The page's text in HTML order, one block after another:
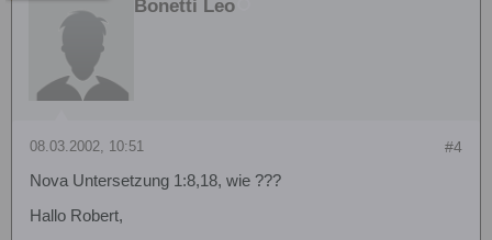
Bonetti Leo
#4
08.03.2002, 10:51
Nova Untersetzung 1:8,18, wie ???
Hallo Robert,